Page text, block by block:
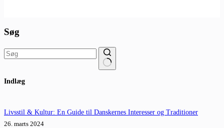
Søg
resultater
Indlæg
Livsstil & Kultur: En Guide til Danskernes Interesser og Traditioner
26. marts 2024